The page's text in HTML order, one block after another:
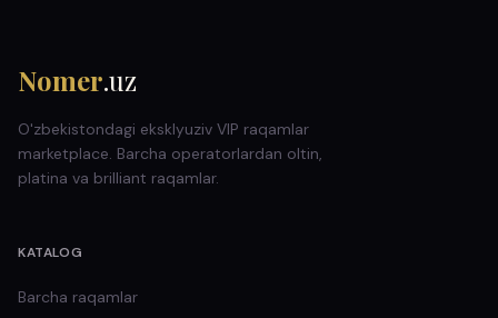
Nomer.uz
O'zbekistondagi eksklyuziv VIP raqamlar
marketplace. Barcha operatorlardan oltin,
platina va brilliant raqamlar.
KATALOG
Barcha raqamlar